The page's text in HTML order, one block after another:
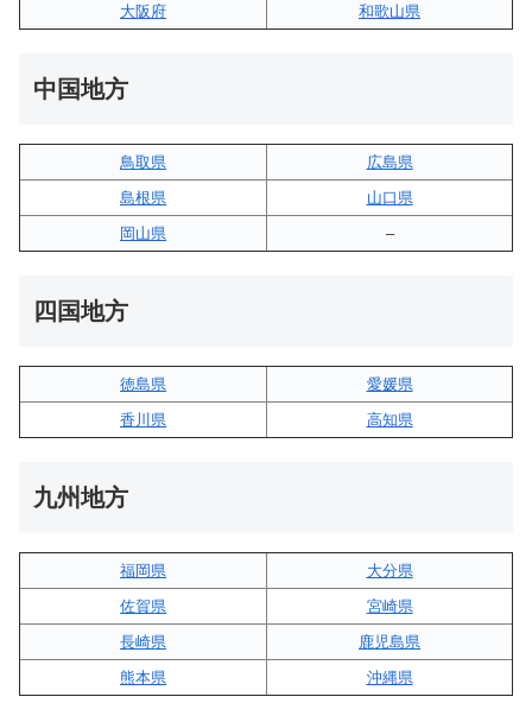
大阪府
和歌山県
中国地方
鳥取県
広島県
島根県
山口県
岡山県
–
四国地方
徳島県
愛媛県
香川県
高知県
九州地方
福岡県
大分県
佐賀県
宮崎県
長崎県
鹿児島県
熊本県
沖縄県